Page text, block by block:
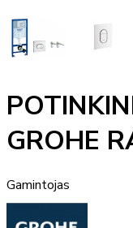
GROHE
Gamintojas